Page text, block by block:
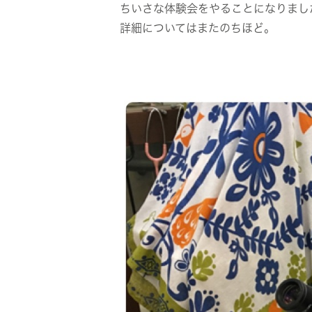
ちいさな体験会をやることになりまし
詳細についてはまたのちほど。